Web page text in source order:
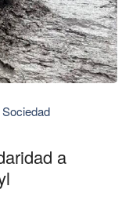
Sociedad
a